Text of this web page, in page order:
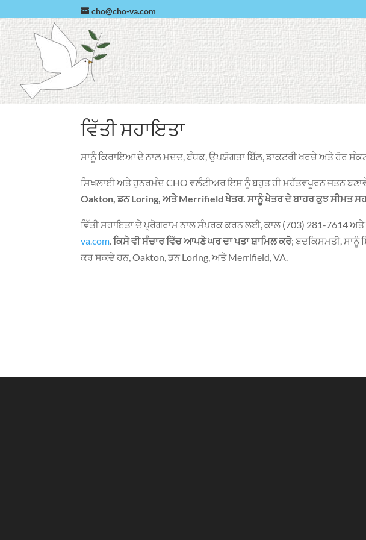
cho@cho-va.com
ਵਿੱਤੀ ਸਹਾਇਤਾ
ਸਾਨੂੰ ਕਿਰਾਇਆ ਦੇ ਨਾਲ ਮਦਦ, ਬੰਧਕ, ਉਪਯੋਗਤਾ ਬਿੱਲ, ਡਾਕਟਰੀ ਖਰਚੇ ਅਤੇ ਹੋਰ ਸੰਕਟ
ਸਿਖਲਾਈ ਅਤੇ ਹੁਨਰਮੰਦ CHO ਵਲੰਟੀਅਰ ਇਸ ਨੂੰ ਬਹੁਤ ਹੀ ਮਹੱਤਵਪੂਰਨ ਜਤਨ
Oakton, ਡਨ Loring, ਅਤੇ Merrifield ਖੇਤਰ. ਸਾਨੂੰ ਖੇਤਰ ਦੇ ਬਾਹਰ ਕੁਝ ਸੀਮਤ
ਵਿੱਤੀ ਸਹਾਇਤਾ ਦੇ ਪ੍ਰੋਗਰਾਮ ਨਾਲ ਸੰਪਰਕ ਕਰਨ ਲਈ, ਕਾਲ (703) 281-7614
va.com .ਕਿਸੇ ਵੀ ਸੰਚਾਰ ਵਿੱਚ ਆਪਣੇ ਘਰ ਦਾ ਪਤਾ ਸ਼ਾਮਿਲ ਕਰੋ; ਬਦਕਿਸਮਤੀ, ਸਾਨੂੰ
ਕਰ ਸਕਦੇ ਹਨ, Oakton, ਡਨ Loring, ਅਤੇ Merrifield, VA.